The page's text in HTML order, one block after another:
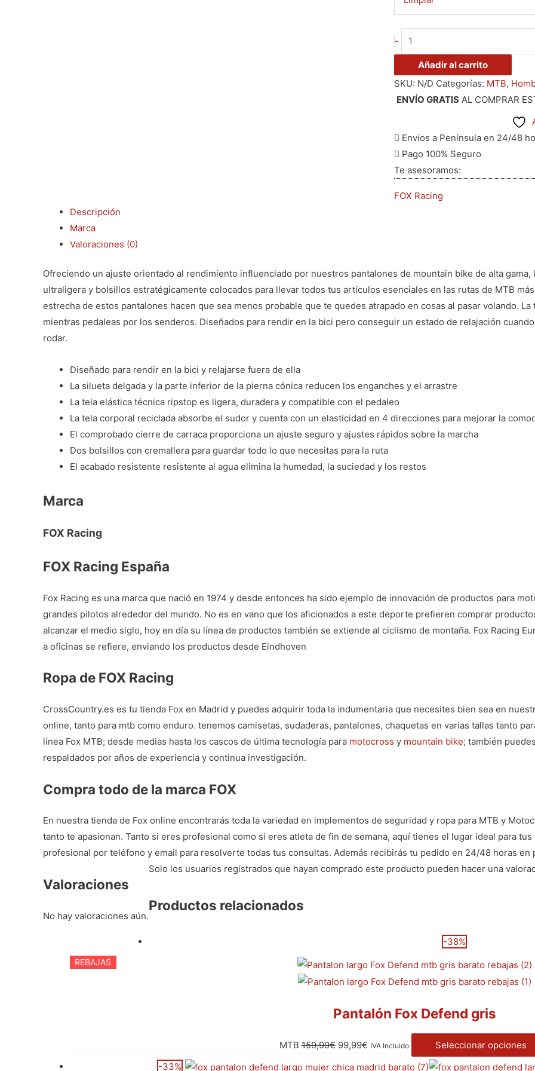
-
Añadir al carrito
SKU: N/D Categorías: MTB,
ENVÍO GRATIS AL COMPRAR
Envíos a Península en 24/48
Pago 100% Seguro
Te asesoramos:
FOX Racing
Descripción
Marca
Valoraciones (0)
Ofreciendo un ajuste orientado al rendimiento influenciado por nuestros pantalones de mountain bike de alta
ultraligera y bolsillos estratégicamente colocados para llevar todos tus artículos esenciales en las rutas de MTB
estrecha de estos pantalones hacen que sea menos probable que te quedes atrapado en cosas al pasar volando.
mientras pedaleas por los senderos. Diseñados para rendir en la bici pero conseguir un estado de relajación
rodar.
Diseñado para rendir en la bici y relajarse fuera de ella
La silueta delgada y la parte inferior de la pierna cónica reducen los enganches y el arrastre
La tela elástica técnica ripstop es ligera, duradera y compatible con el pedaleo
La tela corporal reciclada absorbe el sudor y cuenta con un elasticidad en 4 direcciones para mejorar la
El comprobado cierre de carraca proporciona un ajuste seguro y ajustes rápidos sobre la marcha
Dos bolsillos con cremallera para guardar todo lo que necesitas para la ruta
El acabado resistente resistente al agua elimina la humedad, la suciedad y los restos
Marca
FOX Racing
FOX Racing España
Fox Racing es una marca que nació en 1974 y desde entonces ha sido ejemplo de innovación de productos para
grandes pilotos alrededor del mundo. No es en vano que los aficionados a este deporte prefieren comprar
alcanzar el medio siglo, hoy en día su línea de productos también se extiende al ciclismo de montaña. Fox Racing
a oficinas se refiere, enviando los productos desde Eindhoven
Ropa de FOX Racing
CrossCountry.es es tu tienda Fox en Madrid y puedes adquirir toda la indumentaria que necesites bien sea en
online, tanto para mtb como enduro. tenemos camisetas, sudaderas, pantalones, chaquetas en varias tallas tanto
línea Fox MTB; desde medias hasta los cascos de última tecnología para motocross y mountain bike; también
respaldados por años de experiencia y continua investigación.
Compra todo de la marca FOX
En nuestra tienda de Fox online encontrarás toda la variedad en implementos de seguridad y ropa para MTB y
tanto te apasionan. Tanto si eres profesional como si eres atleta de fin de semana, aquí tienes el lugar ideal para tus
profesional por teléfono y email para resolverte todas tus consultas. Además recibirás tu pedido en 24/48 horas en
Valoraciones
No hay valoraciones aún.
Solo los usuarios registrados que hayan comprado este producto pueden hacer una
Productos relacionados
-38%
REBAJAS
Pantalón Fox Defend gris
MTB159,99€ 99,99€ IVA Incluido
Seleccionar opciones
-33%